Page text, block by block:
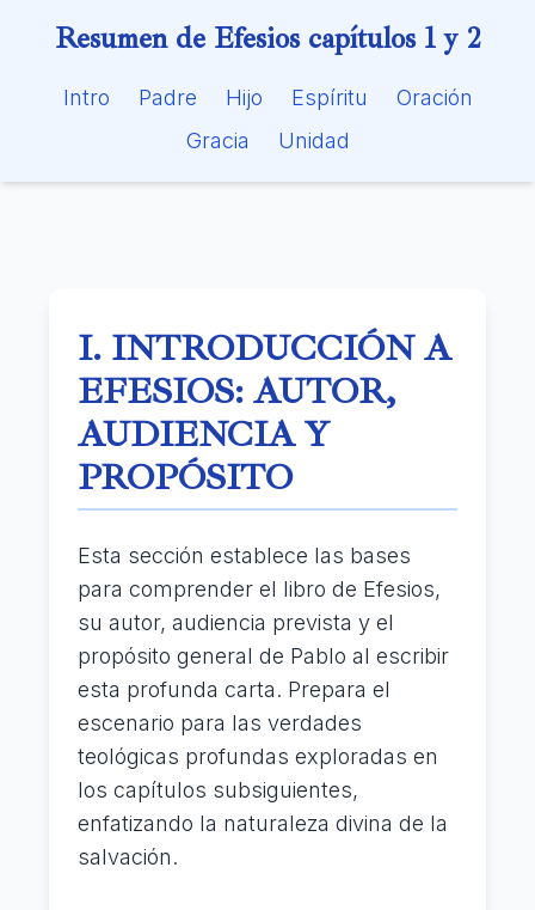
efesios_resumen_capitulo_1_2
Resumen de Efesios capítulos 1 y 2
Intro Padre Hijo Espíritu
Oración
Gracia
Unidad
I. INTRODUCCIÓN A
EFESIOS: AUTOR,
AUDIENCIA Y
PROPÓSITO
Esta sección establece las bases
para comprender el libro de Efesios,
su autor, audiencia prevista y el
propósito general de Pablo al escribir
esta profunda carta. Prepara el
escenario para las verdades
teológicas profundas exploradas en
los capítulos subsiguientes,
enfatizando la naturaleza divina de la
salvación.